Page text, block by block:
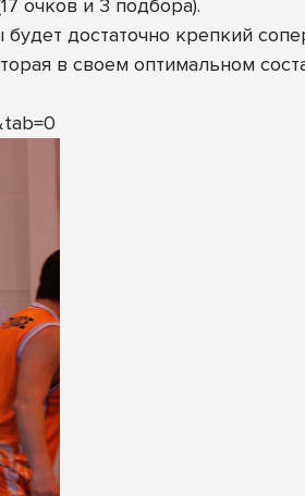
очков и 3 подбора).
достаточно крепкий
в своем оптимальном